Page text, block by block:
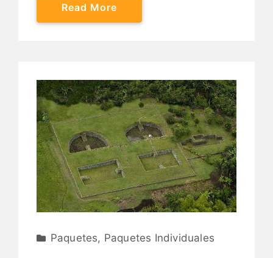
Read More
Paquetes, Paquetes Individuales